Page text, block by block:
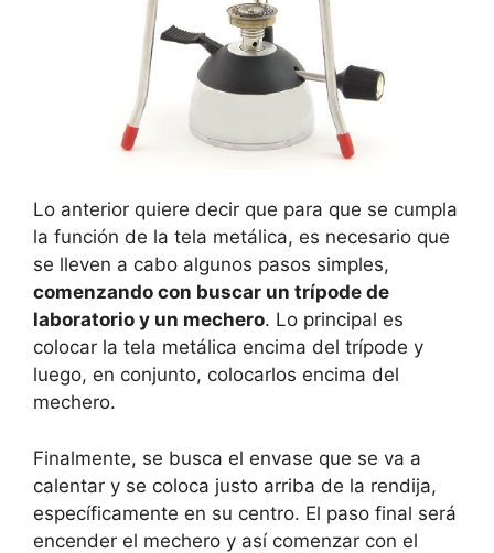
Lo anterior quiere decir que para que se cumpla
la función de la tela metálica, es necesario que
se lleven a cabo algunos pasos simples,
comenzando con buscar un trípode de
laboratorio y un mechero. Lo principal es
colocar la tela metálica encima del trípode y
luego, en conjunto, colocarlos encima del
mechero.
Finalmente, se busca el envase que se va a
calentar y se coloca justo arriba de la rendija,
específicamente en su centro. El paso final será
encender el mechero y así comenzar con el